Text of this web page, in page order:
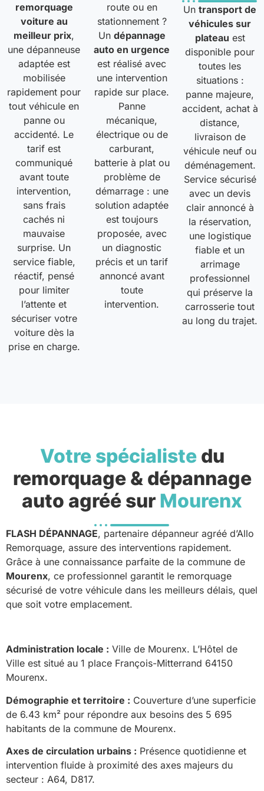
remorquage
voiture au
meilleur prix,
une dépanneuse
adaptée est
mobilisée
rapidement pour
tout véhicule en
panne ou
accidenté. Le
tarif est
communiqué
avant toute
intervention,
sans frais
cachés ni
mauvaise
surprise. Un
service fiable,
réactif, pensé
pour limiter
l’attente et
sécuriser votre
voiture dès la
prise en charge.
route ou en
stationnement ?
Un dépannage
auto en urgence
est réalisé avec
une intervention
rapide sur place.
Panne
mécanique,
électrique ou de
carburant,
batterie à plat ou
problème de
démarrage : une
solution adaptée
est toujours
proposée, avec
un diagnostic
précis et un tarif
annoncé avant
toute
intervention.
Untransport de
véhicules sur
plateau est
disponible pour
toutes les
situations :
panne majeure,
accident, achat à
distance,
livraison de
véhicule neuf ou
déménagement.
Service sécurisé
avec un devis
clair annoncé à
la réservation,
une logistique
fiable et un
arrimage
professionnel
qui préserve la
carrosserie tout
au long du trajet.
Votre spécialistedu
remorquage & dépannage
auto agréé sur Mourenx
FLASH DÉPANNAGE, partenaire dépanneur agréé d’Allo
Remorquage, assure des interventions rapidement.
Grâce à une connaissance parfaite de la commune de
Mourenx, ce professionnel garantit le remorquage
sécurisé de votre véhicule dans les meilleurs délais, quel
que soit votre emplacement.
Administration locale : Ville de Mourenx. L’Hôtel de
Ville est situé au 1 place François-Mitterrand 64150
Mourenx.
Démographie et territoire : Couverture d’une superficie
de 6.43 km² pour répondre aux besoins des 5 695
habitants de la commune de Mourenx.
Axes de circulation urbains : Présence quotidienne et
intervention fluide à proximité des axes majeurs du
secteur : A64, D817.